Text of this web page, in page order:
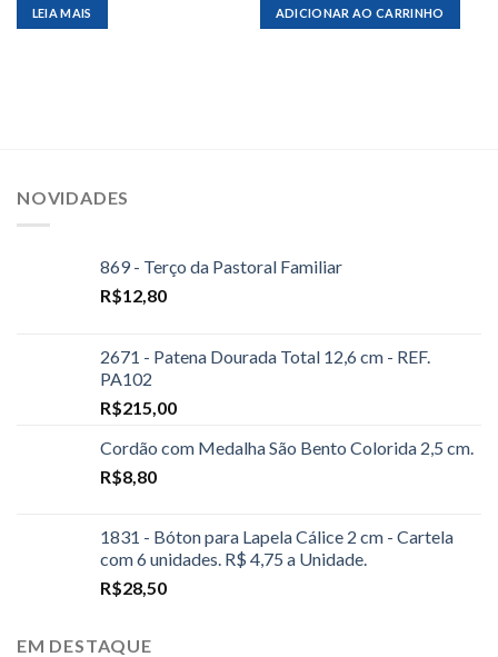
LEIA MAIS ADICIONAR AO CARRINHO
NOVIDADES
869 - Terço da Pastoral Familiar
R$12,80
2671 - Patena Dourada Total 12,6 cm - REF.
PA102
R$215,00
Cordão com Medalha São Bento Colorida 2,5 cm.
R$8,80
1831 - Bóton para Lapela Cálice 2 cm - Cartela
com 6 unidades. R$ 4,75 a Unidade.
R$28,50
EM DESTAQUE